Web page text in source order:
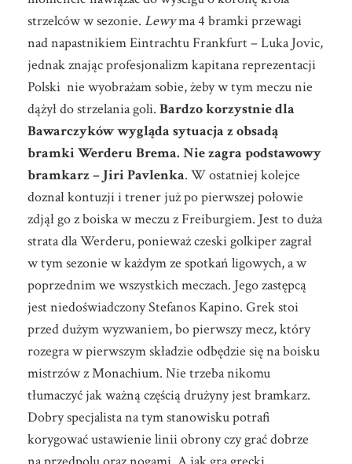
strzelców w sezonie. Lewyma 4 bramki przewagi
nad napastnikiem Eintrachtu Frankfurt – Luka Jovic,
jednak znając profesjonalizm kapitana reprezentacji
Polski nie wyobrażam sobie, żeby w tym meczu nie
dążył do strzelania goli. Bardzo korzystnie dla
Bawarczyków wygląda sytuacja z obsadą
bramki Werderu Brema. Nie zagra podstawowy
bramkarz – Jiri Pavlenka. W ostatniej kolejce
doznał kontuzji i trener już po pierwszej połowie
zdjął go z boiska w meczu z Freiburgiem. Jest to duża
strata dla Werderu, ponieważ czeski golkiper zagrał
w tym sezonie w każdym ze spotkań ligowych, a w
poprzednim we wszystkich meczach. Jego zastępcą
jest niedoświadczony Stefanos Kapino. Grek stoi
przed dużym wyzwaniem, bo pierwszy mecz, który
rozegra w pierwszym składzie odbędzie się na boisku
mistrzów z Monachium. Nie trzeba nikomu
tłumaczyć jak ważną częścią drużyny jest bramkarz.
Dobry specjalista na tym stanowisku potrafi
korygować ustawienie linii obrony czy grać dobrze